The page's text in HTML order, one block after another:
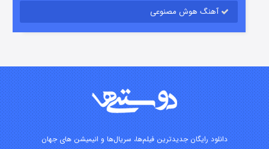
آهنگ هوش مصنوعی
دانلود رایگان جدیدترین فیلم‌ها، سریال‌ها و انیمیشن های جهان